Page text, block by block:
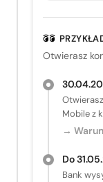
Otwierasz
Mobile z
→
Do
Bank